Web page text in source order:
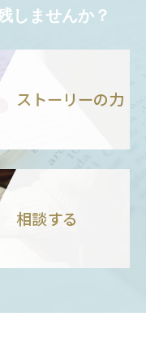
しませんか？
ストーリーの力
相談する